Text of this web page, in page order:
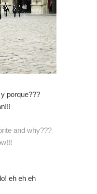
porque???
and why???
eh eh eh